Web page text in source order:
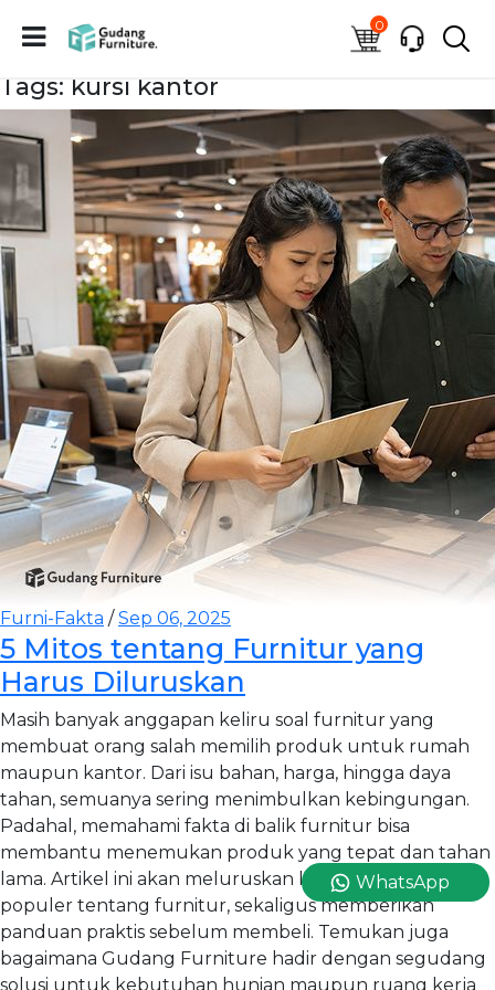
0
Tags: kursi kantor
Furni-Fakta /Sep 06, 2025
5 Mitos tentang Furnitur yang
Harus Diluruskan
Masih banyak anggapan keliru soal furnitur yang
membuat orang salah memilih produk untuk rumah
maupun kantor. Dari isu bahan, harga, hingga daya
tahan, semuanya sering menimbulkan kebingungan.
Padahal, memahami fakta di balik furnitur bisa
membantu menemukan produk yang tepat dan tahan
lama. Artikel ini akan meluruskan lima mitos paling
populer tentang furnitur, sekaligus memberikan
panduan praktis sebelum membeli. Temukan juga
bagaimana Gudang Furniture hadir dengan segudang
solusi untuk kebutuhan hunian maupun ruang kerja
WhatsApp